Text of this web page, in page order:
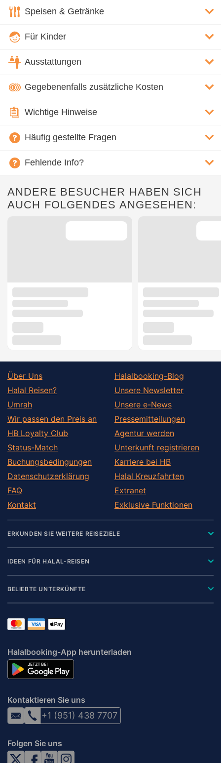
Speisen & Getränke
Für Kinder
Ausstattungen
Gegebenenfalls zusätzliche Kosten
Wichtige Hinweise
Häufig gestellte Fragen
Fehlende Info?
ANDERE BESUCHER HABEN SICH
AUCH FOLGENDES ANGESEHEN:
Über Uns
Halal Reisen?
Umrah
Wir passen den Preis an
HB Loyalty Club
Status-Match
Buchungsbedingungen
Datenschutzerklärung
FAQ
Kontakt
Halalbooking-Blog
Unsere Newsletter
Unsere e-News
Pressemitteilungen
Agentur werden
Unterkunft registrieren
Karriere bei HB
Halal Kreuzfahrten
Extranet
Exklusive Funktionen
ERKUNDEN SIE WEITERE REISEZIELE
IDEEN FÜR HALAL-REISEN
BELIEBTE UNTERKÜNFTE
Halalbooking-App herunterladen
Kontaktieren Sie uns
+1 (951) 438 7707
Folgen Sie uns